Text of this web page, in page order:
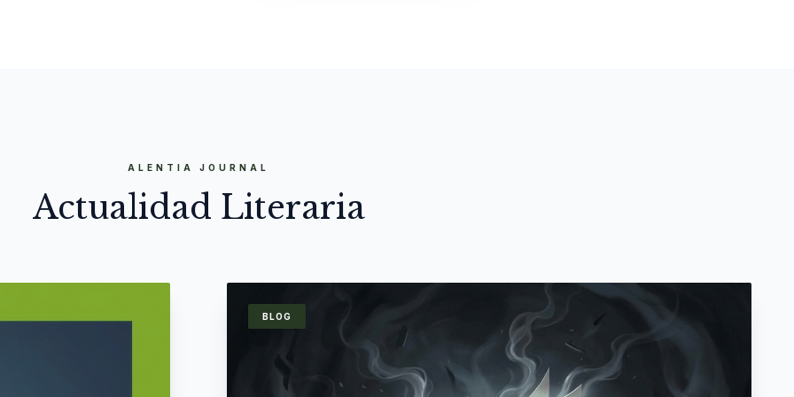
ALENTIA JOURNAL
Actualidad Literaria
BLOG